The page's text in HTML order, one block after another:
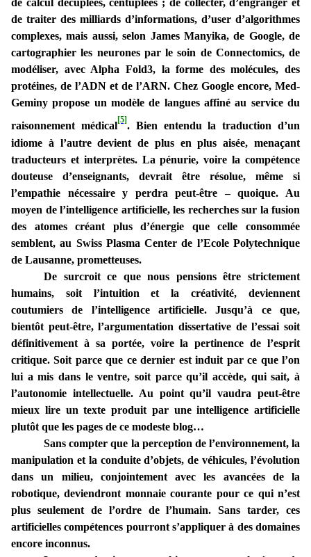
de calcul décuplées, centuplées ; de collecter, d’engranger et
de traiter des milliards d’informations, d’user d’algorithmes
complexes, mais aussi, selon James Manyika, de Google, de
cartographier les neurones par le soin de Connectomics, de
modéliser, avec Alpha Fold3, la forme des molécules, des
protéines, de l’ADN et de l’ARN. Chez Google encore, Med-
Geminy propose un modèle de langues affiné au service du
raisonnement médical[5]. Bien entendu la traduction d’un
idiome à l’autre devient de plus en plus aisée, menaçant
traducteurs et interprètes. La pénurie, voire la compétence
douteuse d’enseignants, devrait être résolue, même si
l’empathie nécessaire y perdra peut-être – quoique. Au
moyen de l’intelligence artificielle, les recherches sur la fusion
des atomes créant plus d’énergie que celle consommée
semblent, au Swiss Plasma Center de l’Ecole Polytechnique
de Lausanne, prometteuses.
De surcroit ce que nous pensions être strictement
humains, soit l’intuition et la créativité, deviennent
coutumiers de l’intelligence artificielle. Jusqu’à ce que,
bientôt peut-être, l’argumentation dissertative de l’essai soit
définitivement à sa portée, voire la pertinence de l’esprit
critique. Soit parce que ce dernier est induit par ce que l’on
lui a mis dans le ventre, soit parce qu’il accède, qui sait, à
l’autonomie intellectuelle. Au point qu’il vaudra peut-être
mieux lire un texte produit par une intelligence artificielle
plutôt que les pages de ce modeste blog…
Sans compter que la perception de l’environnement, la
manipulation et la conduite d’objets, de véhicules, l’évolution
dans un milieu, conjointement avec les avancées de la
robotique, deviendront monnaie courante pour ce qui n’est
plus seulement de l’ordre de l’humain. Sans tarder, ces
artificielles compétences pourront s’appliquer à des domaines
encore inconnus.